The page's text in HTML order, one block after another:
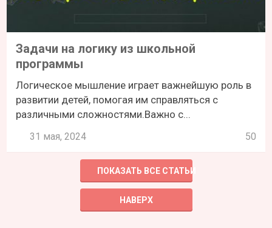
Задачи на логику из школьной
программы
Логическое мышление играет важнейшую роль в
развитии детей, помогая им справляться с
различными сложностями.Важно с...
31 мая, 2024 50
ПОКАЗАТЬ ВСЕ СТАТЬИ
НАВЕРХ